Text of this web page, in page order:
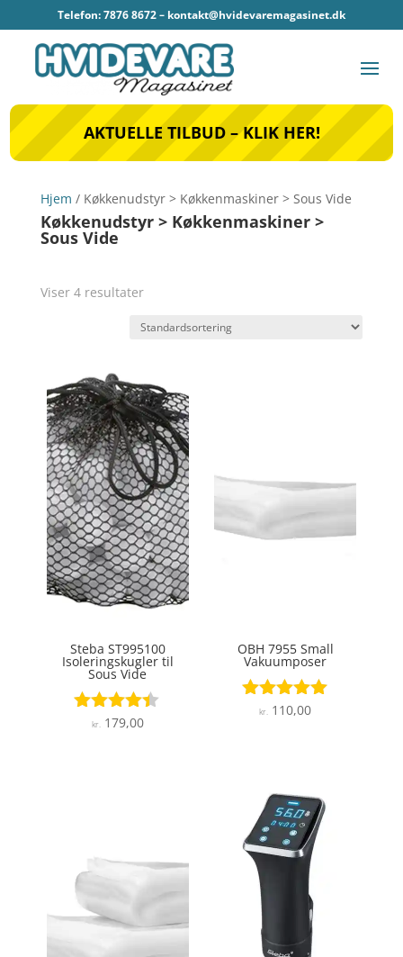
Telefon: 7876 8672 – kontakt@hvidevaremagasinet.dk
AKTUELLE TILBUD – KLIK HER!
Hjem / Køkkenudstyr > Køkkenmaskiner > Sous Vide
Køkkenudstyr > Køkkenmaskiner >
Sous Vide
Viser 4 resultater
Steba ST995100
Isoleringskugler til
Sous Vide
Vurderet
kr.179,00
OBH 7955 Small
Vakuumposer
Vurderet
kr. 110,00